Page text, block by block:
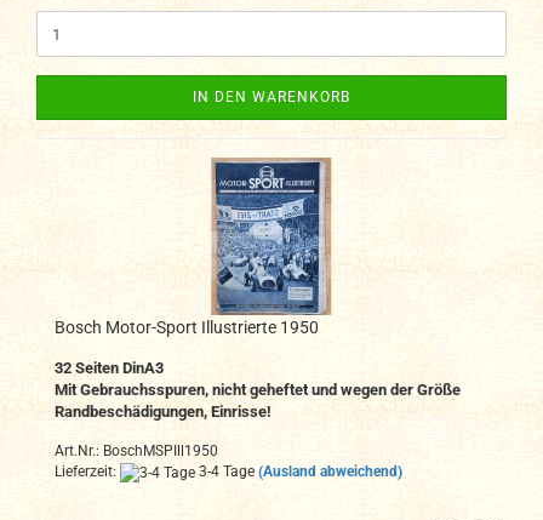
IN DEN WARENKORB
Bosch Motor-Sport Illustrierte 1950
32 Seiten DinA3
Mit Gebrauchsspuren, nicht geheftet und wegen der Größe
Randbeschädigungen, Einrisse!
Art.Nr.: BoschMSPIll1950
Lieferzeit:
3-4 Tage (Ausland abweichend)